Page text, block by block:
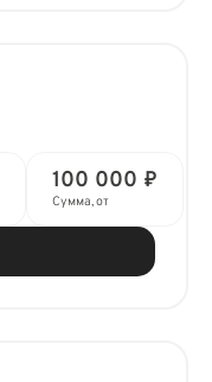
100 000 ₽
Сумма, от